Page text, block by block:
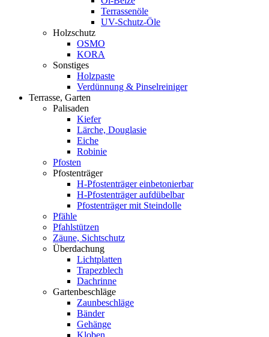
Terrassenöle
UV-Schutz-Öle
Holzschutz
OSMO
KORA
Sonstiges
Holzpaste
Verdünnung & Pinselreiniger
Terrasse, Garten
Palisaden
Kiefer
Lärche, Douglasie
Eiche
Robinie
Pfosten
Pfostenträger
H-Pfostenträger einbetonierbar
H-Pfostenträger aufdübelbar
Pfostenträger mit Steindolle
Pfähle
Pfahlstützen
Zäune, Sichtschutz
Überdachung
Lichtplatten
Trapezblech
Dachrinne
Gartenbeschläge
Zaunbeschläge
Bänder
Gehänge
Kloben